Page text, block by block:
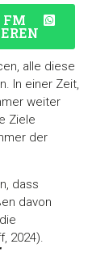
FM
alle diese
In einer Zeit,
weiter
Ziele
der
dass
davon
2024).